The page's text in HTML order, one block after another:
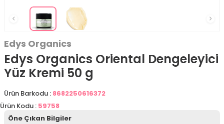
Edys Organics
Edys Organics Oriental Dengeleyici
Yüz Kremi 50 g
Ürün Barkodu : 8682250616372
Ürün Kodu : 59758
Öne Çıkan Bilgiler